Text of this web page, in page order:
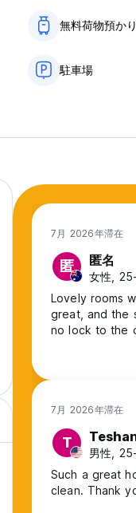
無料荷物預かり
駐車場
7月 2026年滞在
匿 匿名
女性,
Lovely rooms
great, and the
no lock to the
7月 2026年滞在
T
男性,
Such a great
clean. Thank